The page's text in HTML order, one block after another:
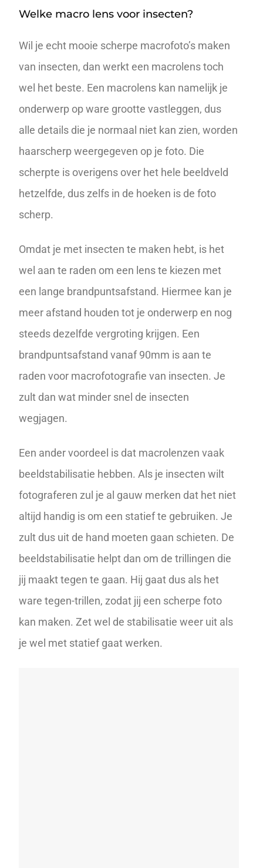
Welke macro lens voor insecten?
Wil je echt mooie scherpe macrofoto’s maken
van insecten, dan werkt een macrolenstoch
wel het beste. Een macrolens kan namelijk je
onderwerp op ware grootte vastleggen, dus
alle details die je normaal niet kan zien, worden
haarscherp weergegeven op je foto. Die
scherpte is overigens over het hele beeldveld
hetzelfde, dus zelfs in de hoeken is de foto
scherp.
Omdat je met insecten te maken hebt, is het
wel aan te raden om een lens te kiezen met
een lange brandpuntsafstand. Hiermee kan je
meer afstand houden tot je onderwerp en nog
steeds dezelfde vergroting krijgen. Een
brandpuntsafstand vanaf 90mm is aan te
raden voor macrofotografie van insecten. Je
zult dan wat minder snel de insecten
wegjagen.
Een ander voordeel is dat macrolenzen vaak
beeldstabilisatie hebben. Als je insecten wilt
fotograferen zul je al gauw merken dat het niet
altijd handig is om een statief te gebruiken. Je
zult dus uit de hand moeten gaan schieten. De
beeldstabilisatie helpt dan om de trillingen die
jij maakt tegen te gaan. Hij gaat dus als het
ware tegen-trillen, zodat jij een scherpe foto
kan maken. Zet wel de stabilisatie weer uit als
je wel met statief gaat werken.